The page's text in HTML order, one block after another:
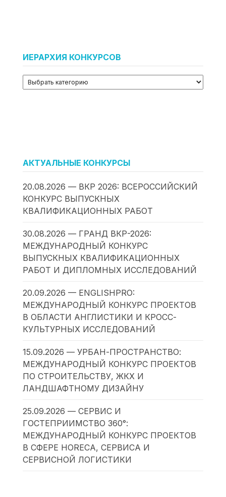
ИЕРАРХИЯ КОНКУРСОВ
АКТУАЛЬНЫЕ КОНКУРСЫ
20.08.2026 — ВКР 2026: ВСЕРОССИЙСКИЙ
КОНКУРС ВЫПУСКНЫХ
КВАЛИФИКАЦИОННЫХ РАБОТ
30.08.2026 — ГРАНД ВКР-2026:
МЕЖДУНАРОДНЫЙ КОНКУРС
ВЫПУСКНЫХ КВАЛИФИКАЦИОННЫХ
РАБОТ И ДИПЛОМНЫХ ИССЛЕДОВАНИЙ
20.09.2026 — ENGLISHPRO:
МЕЖДУНАРОДНЫЙ КОНКУРС ПРОЕКТОВ
В ОБЛАСТИ АНГЛИСТИКИ И КРОСС-
КУЛЬТУРНЫХ ИССЛЕДОВАНИЙ
15.09.2026 — УРБАН-ПРОСТРАНСТВО:
МЕЖДУНАРОДНЫЙ КОНКУРС ПРОЕКТОВ
ПО СТРОИТЕЛЬСТВУ, ЖКХ И
ЛАНДШАФТНОМУ ДИЗАЙНУ
25.09.2026 — СЕРВИС И
ГОСТЕПРИИМСТВО 360°:
МЕЖДУНАРОДНЫЙ КОНКУРС ПРОЕКТОВ
В СФЕРЕ HORECA, СЕРВИСА И
СЕРВИСНОЙ ЛОГИСТИКИ